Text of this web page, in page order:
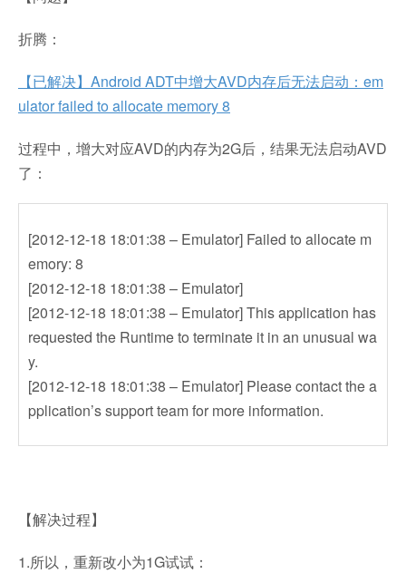
折腾：
【已解决】Android ADT中增大AVD内存后无法启动：em
ulator failed to allocate memory 8
过程中，增大对应AVD的内存为2G后，结果无法启动AVD
了：
[2012-12-18 18:01:38 – Emulator] Failed to allocate m
emory: 8
[2012-12-18 18:01:38 – Emulator]
[2012-12-18 18:01:38 – Emulator] This application has
requested the Runtime to terminate it in an unusual wa
y.
[2012-12-18 18:01:38 – Emulator] Please contact the a
pplication’s support team for more information.
【解决过程】
1.所以，重新改小为1G试试：